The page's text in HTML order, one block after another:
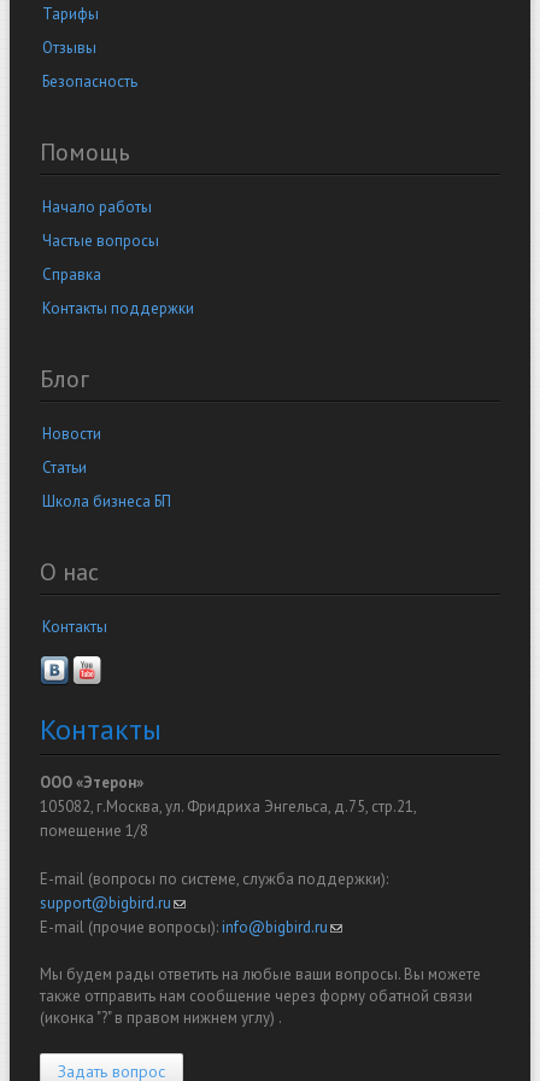
Тарифы
Отзывы
Безопасность
Помощь
Начало работы
Частые вопросы
Справка
Контакты поддержки
Блог
Новости
Статьи
Школа бизнеса БП
О нас
Контакты
Контакты
ООО «Этерон»
105082, г.Москва, ул. Фридриха Энгельса, д.75, стр.21,
помещение 1/8
E-mail (вопросы по системе, служба поддержки):
support@bigbird.ru(link sends e-mail)
E-mail (прочие вопросы):info@bigbird.ru(link sends e-mail)
Мы будем рады ответить на любые ваши вопросы. Вы можете
также отправить нам сообщение через форму обатной связи
(иконка "?" в правом нижнем углу) .
Задать вопрос